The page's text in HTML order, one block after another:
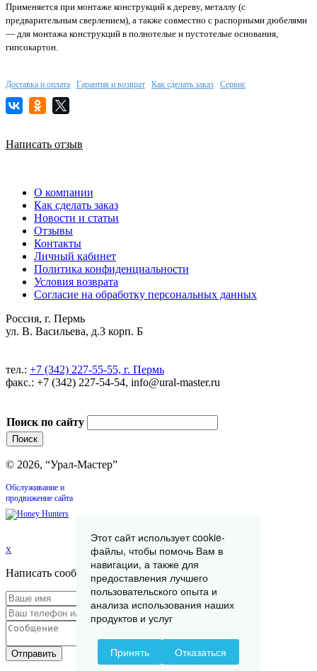
Применяется при монтаже конструкций к дереву, металлу (с
предварительным сверлением), а также совместно с распорными дюбелями
— для монтажа конструкций в полнотелые и пустотелые основания,
гипсокартон.
Доставка и оплата Гарантия и возврат Как сделать заказ Сервис
Написать отзыв
О компании
Как сделать заказ
Новости и статьи
Отзывы
Контакты
Личный кабинет
Политика конфиденциальности
Условия возврата
Согласие на обработку персональных данных
Россия, г. Пермь
ул. В. Васильева, д.3 корп. Б
тел.: +7 (342) 227-55-55, г. Пермь
факс.: +7 (342) 227-54-54, info@ural-master.ru
Поиск по сайту
© 2026, “Урал-Мастер”
Обслуживание и
продвижение сайта
x
Написать сообщение
Отправить
Этот сайт использует cookie-
файлы, чтобы помочь Вам в
навигации, а также для
предоставления лучшего
пользовательского опыта и
анализа использования наших
продуктов и услуг
Принять Отказаться